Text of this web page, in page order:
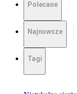
Polecane
Najnowsze
Tagi